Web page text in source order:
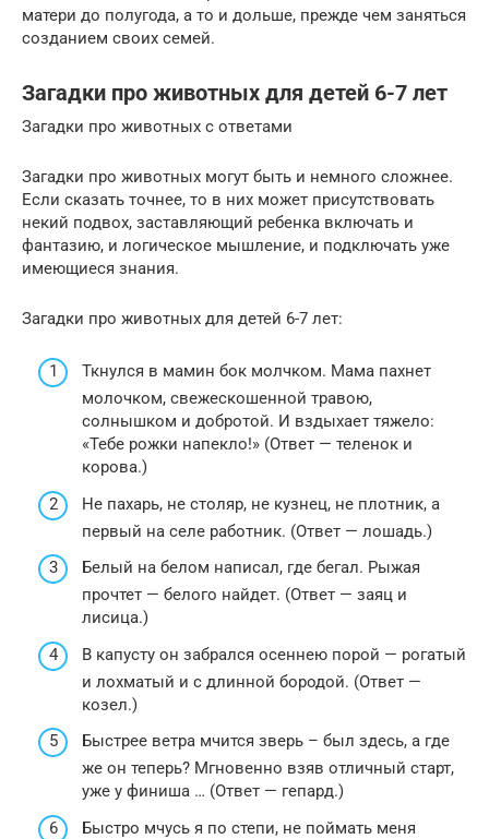
матери до полугода, а то и дольше, прежде чем заняться
созданием своих семей.
Загадки про животных для детей 6-7 лет
Загадки про животных с ответами
Загадки про животных могут быть и немного сложнее.
Если сказать точнее, то в них может присутствовать
некий подвох, заставляющий ребенка включать и
фантазию, и логическое мышление, и подключать уже
имеющиеся знания.
Загадки про животных для детей 6-7 лет:
Ткнулся в мамин бок молчком. Мама пахнет
молочком, свежескошенной травою,
солнышком и добротой. И вздыхает тяжело:
«Тебе рожки напекло!» (Ответ — теленок и
корова.)
Не пахарь, не столяр, не кузнец, не плотник, а
первый на селе работник. (Ответ — лошадь.)
Белый на белом написал, где бегал. Рыжая
прочтет — белого найдет. (Ответ — заяц и
лисица.)
В капусту он забрался осеннею порой — рогатый
и лохматый и с длинной бородой. (Ответ —
козел.)
Быстрее ветра мчится зверь – был здесь, а где
же он теперь? Мгновенно взяв отличный старт,
уже у финиша … (Ответ — гепард.)
Быстро мчусь я по степи, не поймать меня